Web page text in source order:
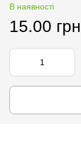
В наявності
15.00 грн